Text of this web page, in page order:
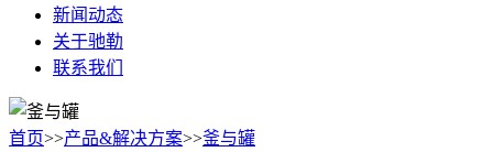
新闻动态
关于驰勒
联系我们
首页>>产品&解决方案>>釜与罐